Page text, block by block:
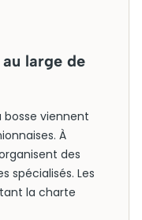
large de
bosse viennent
À
des
spécialisés. Les
la charte